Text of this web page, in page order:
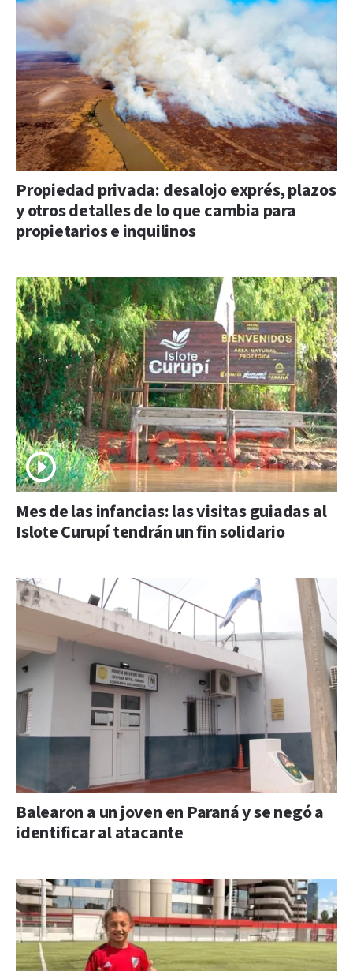
Propiedad privada: desalojo exprés, plazos
y otros detalles de lo que cambia para
propietarios e inquilinos
Mes de las infancias: las visitas guiadas al
Islote Curupí tendrán un fin solidario
Balearon a un joven en Paraná y se negó a
identificar al atacante